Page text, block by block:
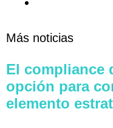
Más noticias
El compliance
opción para
elemento